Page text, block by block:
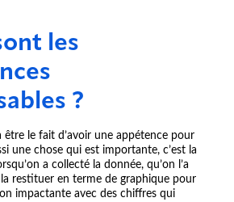
les
?
être le fait d’avoir une appétence pour
une chose qui est importante, c’est la
a collecté la donnée, qu’on l’a
restituer en terme de graphique pour
impactante avec des chiffres qui